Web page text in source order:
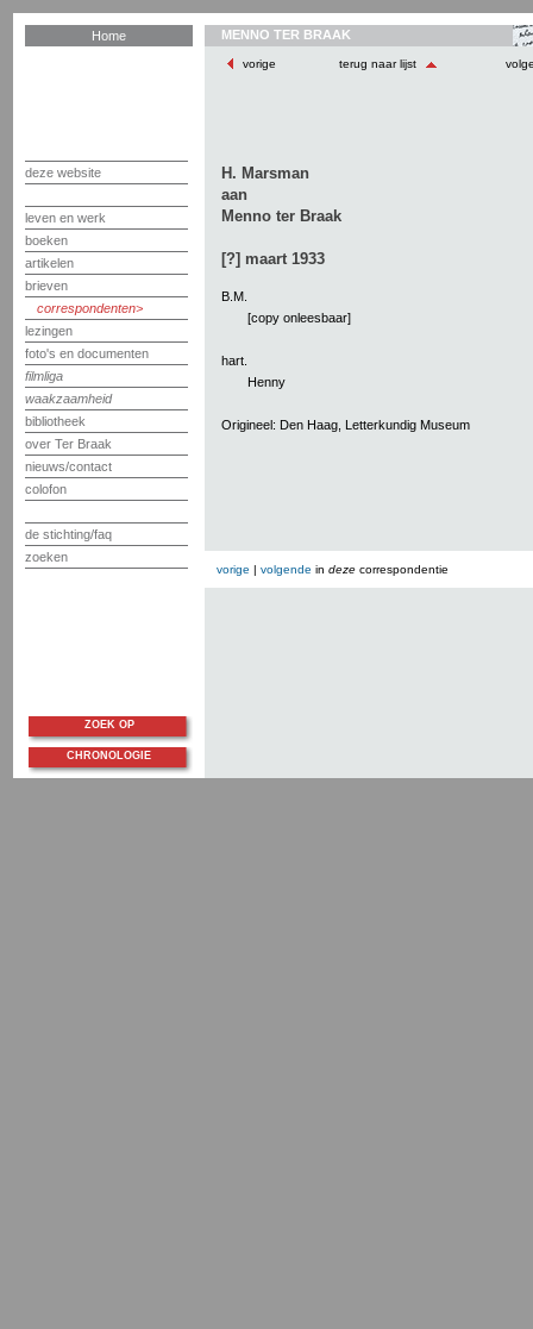
Home
deze website
leven en werk
boeken
artikelen
brieven
correspondenten
lezingen
foto's en documenten
filmliga
waakzaamheid
bibliotheek
over Ter Braak
nieuws/contact
colofon
de stichting/faq
zoeken
MENNO TER BRAAK
vorige terug naar lijst
H. Marsman
aan
Menno ter Braak
[?] maart 1933
B.M.
[copy onleesbaar]
hart.
Henny
Origineel: Den Haag, Letterkundig Museum
vorige | volgende in deze correspondentie
ZOEK OP
CHRONOLOGIE